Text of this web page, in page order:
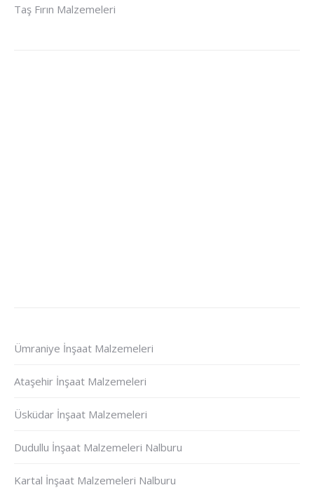
Taş Fırın Malzemeleri
Ümraniye İnşaat Malzemeleri
Ataşehir İnşaat Malzemeleri
Üsküdar İnşaat Malzemeleri
Dudullu İnşaat Malzemeleri Nalburu
Kartal İnşaat Malzemeleri Nalburu